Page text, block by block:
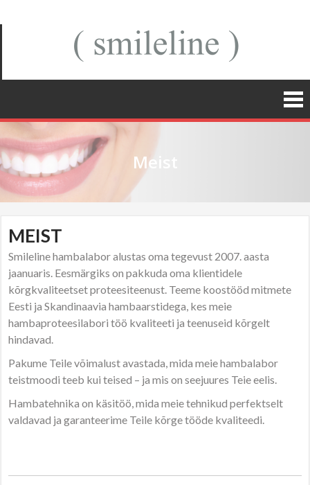
Meist
MEIST
Smileline hambalabor alustas oma tegevust 2007. aasta
jaanuaris. Eesmärgiks on pakkuda oma klientidele
kõrgkvaliteetset proteesiteenust. Teeme koostööd mitmete
Eesti ja Skandinaavia hambaarstidega, kes meie
hambaproteesilabori töö kvaliteeti ja teenuseid kõrgelt
hindavad.
Pakume Teile võimalust avastada, mida meie hambalabor
teistmoodi teeb kui teised – ja mis on seejuures Teie eelis.
Hambatehnika on käsitöö, mida meie tehnikud perfektselt
valdavad ja garanteerime Teile kõrge tööde kvaliteedi.